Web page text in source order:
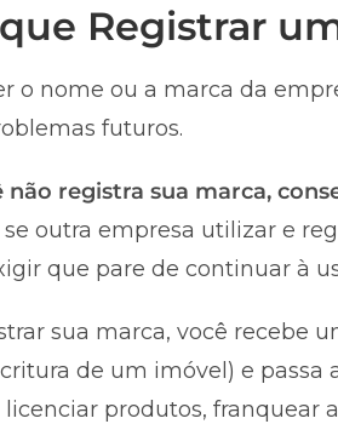
Registrar
o nome ou a marca da
futuros.
não registra sua marca,
se outra empresa utilizar e
que pare de continuar à
sua marca, você recebe
de um imóvel) e passa
licenciar produtos, franquear